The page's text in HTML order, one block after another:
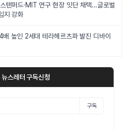
탠퍼드·MIT 연구 현장 잇단 채택…글로벌
지 강화
높인 2세대 테라헤르츠파 발진 디바이
뉴스레터 구독신청
구독